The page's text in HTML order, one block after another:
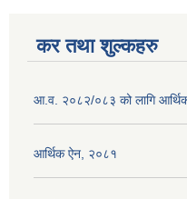
कर तथा शुल्कहरु
आ.व. २०८२/०८३ को लागि
आर्थिक ऐन, २०८१